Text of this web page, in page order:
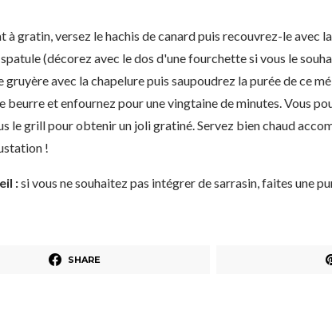
à gratin, versez le hachis de canard puis recouvrez-le avec
spatule (décorez avec le dos d'une fourchette si vous le
gruyère avec la chapelure puis saupoudrez la purée de ce
beurre et enfournez pour une vingtaine de minutes. Vous
le grill pour obtenir un joli gratiné. Servez bien chaud
!
:si vous ne souhaitez pas intégrer de sarrasin, faites une
SHARE